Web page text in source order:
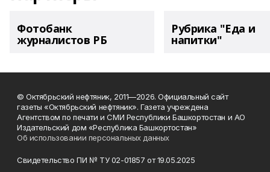
Фотобанк
журналистов РБ
Рубрика "Еда и
напитки"
© Октябрьский нефтяник, 2011—2026. Официальный сайт
газеты «Октябрьский нефтяник». Газета учреждена
Агентством по печати и СМИ Республики Башкортостан и АО
Издательский дом «Республика Башкортостан»
Об использовании персональных данных
Свидетельство ПИ № ТУ 02-01857 от 19.05.2025